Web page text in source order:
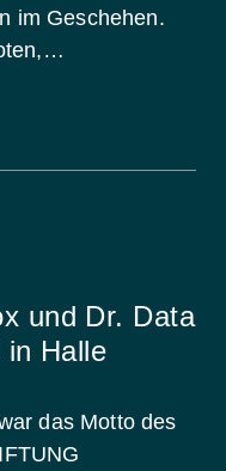
im Geschehen.
und Dr. Data
Halle
das Motto des